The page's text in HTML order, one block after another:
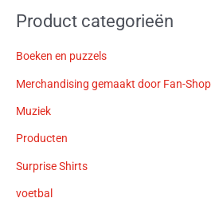
Product categorieën
Boeken en puzzels
Merchandising gemaakt door Fan-Shop
Muziek
Producten
Surprise Shirts
voetbal